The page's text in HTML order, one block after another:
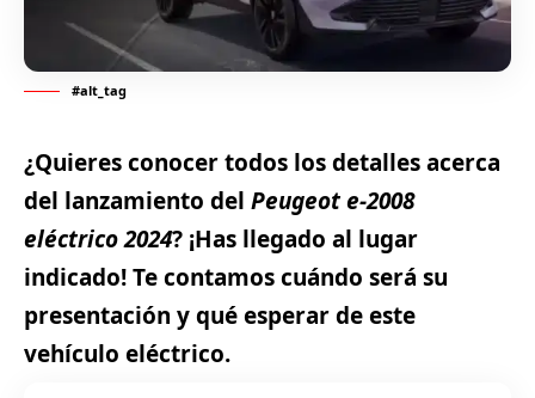
#alt_tag
¿Quieres conocer todos los detalles acerca
del lanzamiento del Peugeot e-2008
eléctrico 2024? ¡Has llegado al lugar
indicado! Te contamos cuándo será su
presentación y qué esperar de este
vehículo eléctrico.